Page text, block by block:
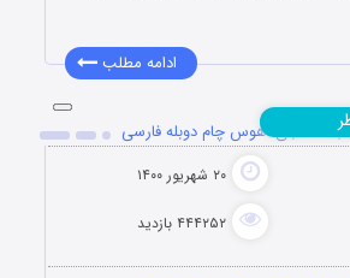
ادامه مطلب
باب اسفنجی: هوس چام دوبله فارسی
۲۰ شهریور ۱۴۰۰
۴۴۴۲۵۲ بازدید